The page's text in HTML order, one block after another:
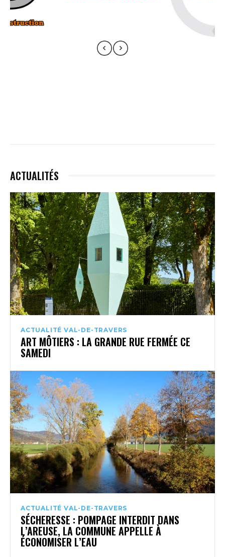
ACTUALITÉS
ACTUALITÉ VAL-DE-TRAVERS
ART MÔTIERS : LA GRANDE RUE FERMÉE CE
SAMEDI
ACTUALITÉ VAL-DE-TRAVERS
SÉCHERESSE : POMPAGE INTERDIT DANS
L’AREUSE, LA COMMUNE APPELLE À
ÉCONOMISER L’EAU